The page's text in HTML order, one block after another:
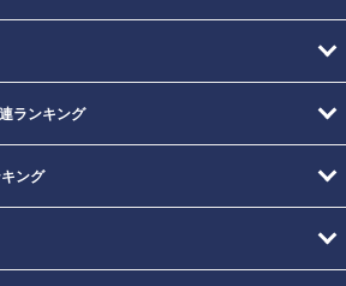
ランキング
ング